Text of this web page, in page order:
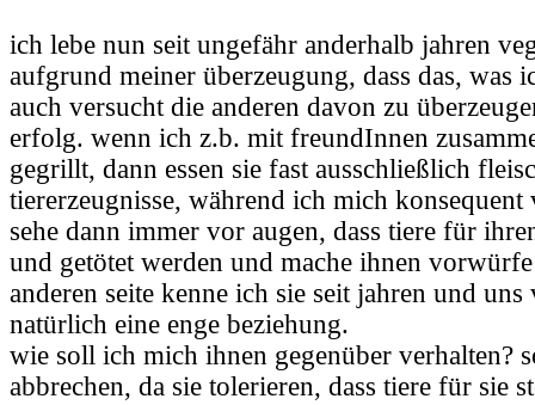
ich lebe nun seit ungefähr anderhalb jahren
aufgrund meiner überzeugung, dass das, was
auch versucht die anderen davon zu
erfolg. wenn ich z.b. mit freundInnen
gegrillt, dann essen sie fast ausschließlich
tiererzeugnisse, während ich mich konsequent
sehe dann immer vor augen, dass tiere für
und getötet werden und mache ihnen
anderen seite kenne ich sie seit jahren und
natürlich eine enge beziehung.
wie soll ich mich ihnen gegenüber verhalten?
abbrechen, da sie tolerieren, dass tiere für sie